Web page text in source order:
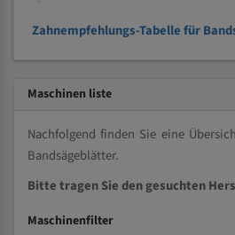
Zahnempfehlungs-Tabelle für
Maschinen liste
Nachfolgend finden Sie eine
Bandsägeblätter.
Bitte tragen Sie den gesuchten
Maschinenfilter